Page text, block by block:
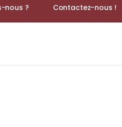
nous ? Contactez-nous !